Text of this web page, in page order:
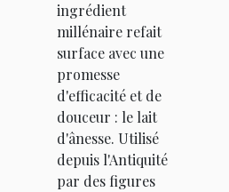
ingrédient
millénaire refait
surface avec une
promesse
d'efficacité et de
douceur : le lait
d'ânesse. Utilisé
depuis l'Antiquité
par des figures